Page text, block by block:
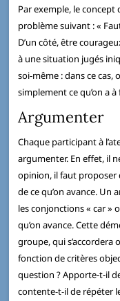
Par exemple, le
problème suivant : «
D’un côté, être
à une situation jugés
soi-même : dans ce cas,
simplement ce qu’on a à
Argumenter
Chaque participant à
argumenter. En effet, il
opinion, il faut proposer
de ce qu’on avance.
les conjonctions « car »
qu’on avance. Cette
groupe, qui s’accordera
fonction de critères
question ? Apporte-t-il
contente-t-il de répéter